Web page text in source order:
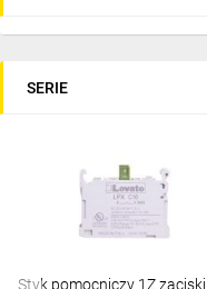
SERIE
Styk pomocniczy 1Z zaciski